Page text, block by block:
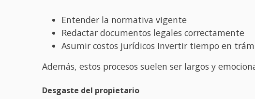
Entender la normativa vigente
Redactar documentos legales correctamente
Asumir costos jurídicos Invertir tiempo en
Además, estos procesos suelen ser largos y
Desgaste del propietario